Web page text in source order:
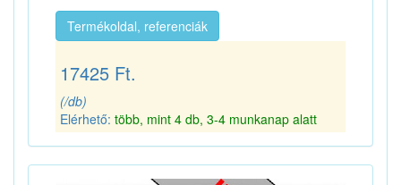
Termékoldal, referenciák
17425 Ft.
(/db)
Elérhető: több, mint 4 db, 3-4 munkanap alatt